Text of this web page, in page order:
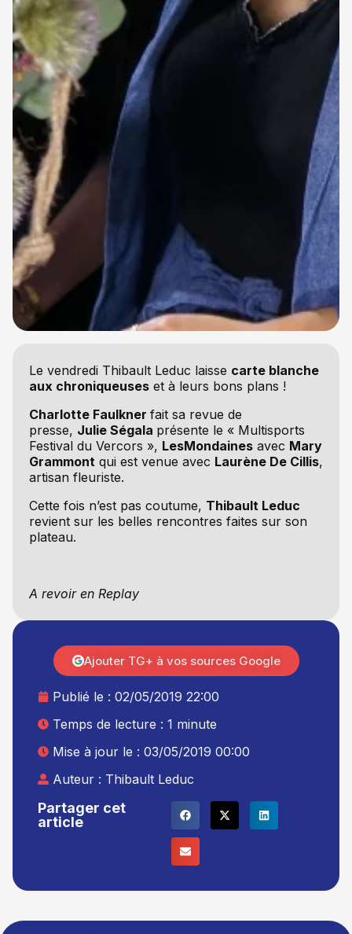
Le vendredi Thibault Leduc laisse carte blanche
aux chroniqueuseset à leurs bons plans !
Charlotte Faulkner fait sa revue de
presse, Julie Ségala présente le « Multisports
Festival du Vercors », LesMondainesavec Mary
Grammontqui est venue avec Laurène De Cillis,
artisan fleuriste.
Cette fois n’est pas coutume, Thibault Leduc
revient sur les belles rencontres faites sur son
plateau.
A revoir en Replay
Partager cet
article
Publié le : 02/05/2019 22:00
Temps de lecture : 1 minute
Mise à jour le : 03/05/2019 00:00
Auteur : Thibault Leduc
Ajouter TG+ à vos sources Google